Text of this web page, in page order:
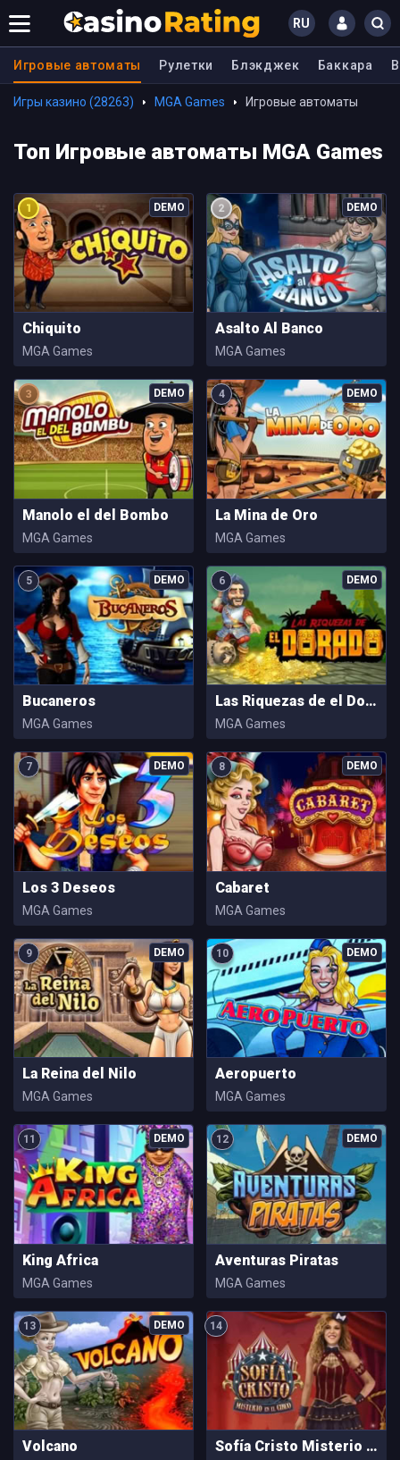
RU
Игровые автоматы Рулетки Блэкджек Баккара
Игры казино (28263) MGA Games Игровые автоматы
Топ Игровые автоматы MGA Games
Chiquito
MGA Games
Asalto Al Banco
MGA Games
Manolo el del Bombo
MGA Games
4
La Mina de Oro
MGA Games
5
Bucaneros
MGA Games
6
Las Riquezas de el Dorado
MGA Games
7
Los 3 Deseos
MGA Games
8
Cabaret
MGA Games
9
La Reina del Nilo
MGA Games
10
Aeropuerto
MGA Games
11
King Africa
MGA Games
12
Aventuras Piratas
MGA Games
13
Volcano
14
Sofía Cristo Misterio En el Circo